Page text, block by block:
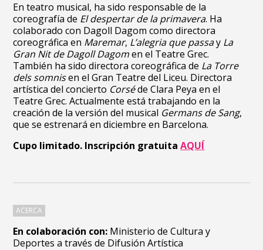
En colaboración con: Ministerio de Cultura y
Deportes a través de Difusión Artística
En teatro musical, ha sido responsable de la
coreografía de El despertar de la primavera. Ha
colaborado con Dagoll Dagom como directora
coreográfica en Maremar, L’alegria que passay La
Gran Nit de Dagoll Dagomen el Teatre Grec.
También ha sido directora coreográfica de La Torre
dels somnisen el Gran Teatre del Liceu. Directora
artística del concierto Corséde Clara Peya en el
Teatre Grec. Actualmente está trabajando en la
creación de la versión del musical Germans de Sang,
que se estrenará en diciembre en Barcelona.
Cupo limitado. Inscripción gratuitaAQUÍ
ACERCA